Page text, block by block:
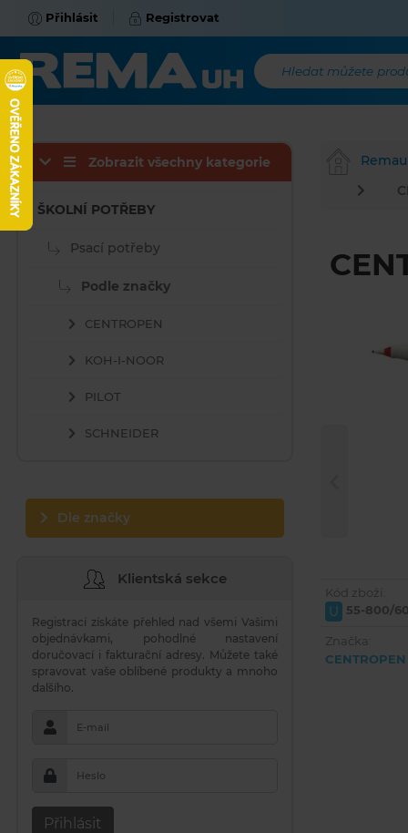
Přihlásit Registrovat
Hledat můžete
Kód zboží:
U 55-800/
Značka:
CENTROPEN
Zobrazit všechny kategorie
ŠKOLNÍ POTŘEBY
Psací potřeby
Podle značky
CENTROPEN
KOH-I-NOOR
PILOT
SCHNEIDER
Dle značky
Klientská sekce
Registrací získáte přehled nad všemi Vašimi
objednávkami, pohodlné nastavení
doručovací i fakturační adresy. Můžete také
spravovat vaše oblíbené produkty a mnoho
dalšího.
E-mail
Heslo
Přihlásit